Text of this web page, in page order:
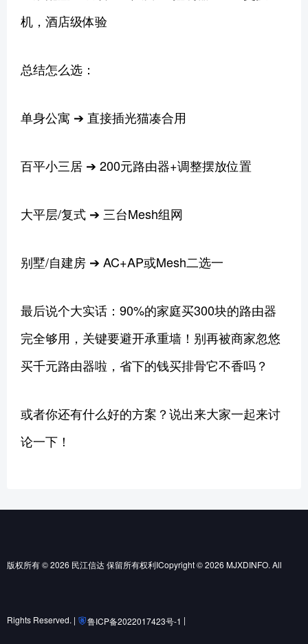
机，酒店级体验
总结怎么选：‌
单身公寓 ➔ 直接插光猫凑合用
百平小三居 ➔ 200元路由器+调整摆放位置
大平层/复式 ➔ 三台Mesh组网
别墅/自建房 ➔ AC+AP或Mesh二选一
最后说个大实话：90%的家庭买300块的路由器
完全够用，关键要避开承重墙！别再被商家忽悠
买千元路由器啦，省下的钱买排骨它不香吗？
或者你还有什么好的方案？说出来大家一起来讨
论一下！
版权所有 © 2026 民江信达 保留所有权利ICopyright © 2026 MJXDINFO. All
Rights Reserved. | 鲁ICP备2022017423号-1 |